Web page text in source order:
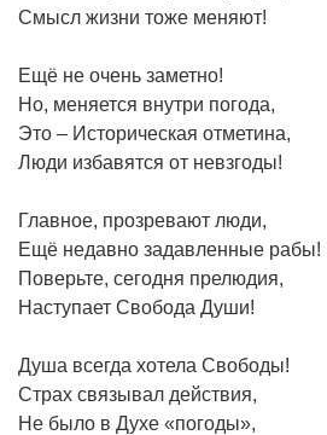
Смысл жизни тоже меняют!
Ещё не очень заметно!
Но, меняется внутри погода,
Это – Историческая отметина,
Люди избавятся от невзгоды!
Главное, прозревают люди,
Ещё недавно задавленные рабы!
Поверьте, сегодня прелюдия,
Наступает Свобода Души!
Душа всегда хотела Свободы!
Страх связывал действия,
Не было в Духе «погоды»,